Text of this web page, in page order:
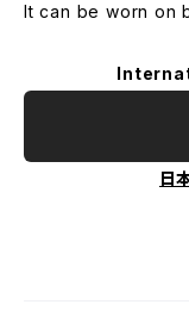
It can be worn on
日